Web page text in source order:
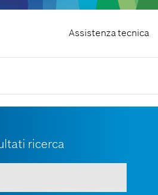
Assistenza tecnica
ricerca